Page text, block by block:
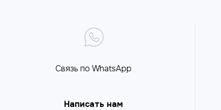
Связь по WhatsApp
Написать нам